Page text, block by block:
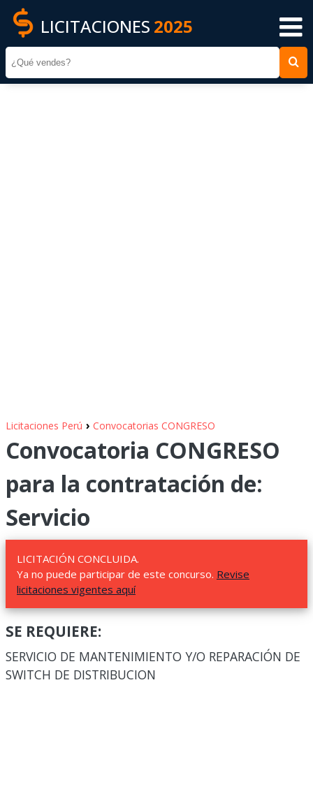
LICITACIONES 2025
Licitaciones Perú › Convocatorias CONGRESO
Convocatoria CONGRESO
para la contratación de:
Servicio
LICITACIÓN CONCLUIDA.
Ya no puede participar de este concurso. Revise
licitaciones vigentes aquí
SE REQUIERE:
SERVICIO DE MANTENIMIENTO Y/O REPARACIÓN DE
SWITCH DE DISTRIBUCION